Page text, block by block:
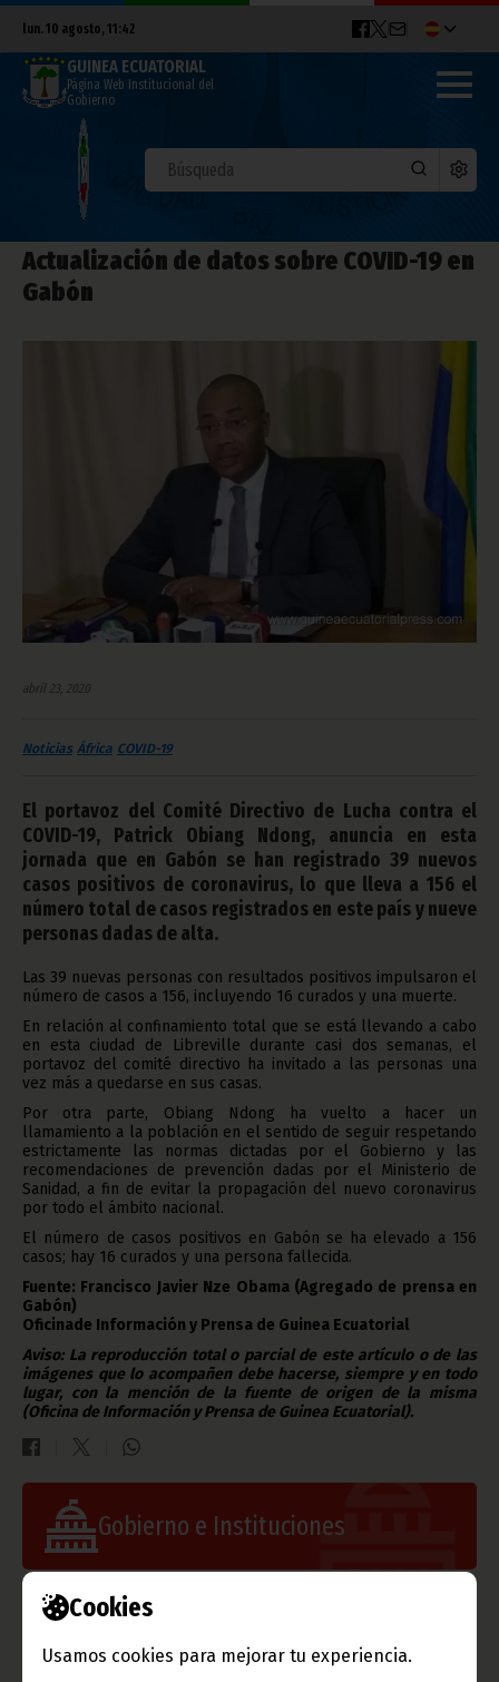
Cookies
Usamos cookies para mejorar tu experiencia.
lun. 10 agosto, 11:42
GUINEA ECUATORIAL
Página Web Institucional del
Gobierno
Actualización de datos sobre COVID-19 en
Gabón
abril 23, 2020
Noticias África COVID-19
El portavoz del Comité Directivo de Lucha contra el
COVID-19, Patrick Obiang Ndong, anuncia en esta
jornada que en Gabón se han registrado 39 nuevos
casos positivos de coronavirus, lo que lleva a 156 el
número total de casos registrados en este país y nueve
personas dadas de alta.
Las 39 nuevas personas con resultados positivos impulsaron el
número de casos a 156, incluyendo 16 curados y una muerte.
En relación al confinamiento total que se está llevando a cabo
en esta ciudad de Libreville durante casi dos semanas, el
portavoz del comité directivo ha invitado a las personas una
vez más a quedarse en sus casas.
Por otra parte, Obiang Ndong ha vuelto a hacer un
llamamiento a la población en el sentido de seguir respetando
estrictamente las normas dictadas por el Gobierno y las
recomendaciones de prevención dadas por el Ministerio de
Sanidad, a fin de evitar la propagación del nuevo coronavirus
por todo el ámbito nacional.
El número de casos positivos en Gabón se ha elevado a 156
casos; hay 16 curados y una persona fallecida.
Fuente: Francisco Javier Nze Obama (Agregado de prensa en
Gabón)
Oficinade Información y Prensa de Guinea Ecuatorial
Aviso: La reproducción total o parcial de este artículo o de las
imágenes que lo acompañen debe hacerse, siempre y en todo
lugar, con la mención de la fuente de origen de la misma
(Oficina de Información y Prensa de Guinea Ecuatorial).
Gobierno e Instituciones